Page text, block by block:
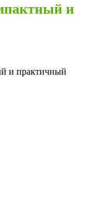
и
и практичный